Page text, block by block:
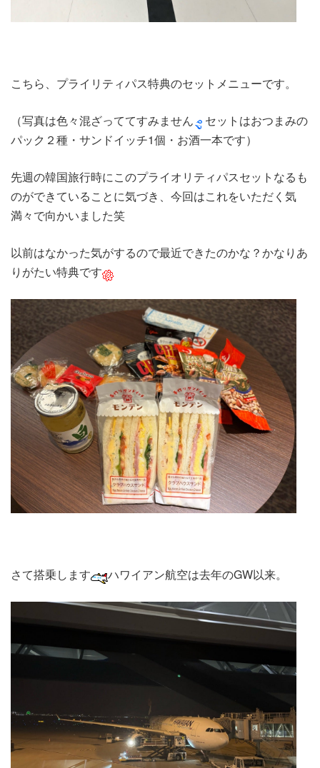
こちら、プライリティパス特典のセットメニューです。
（写真は色々混ざっててすみません
セットはおつまみの
パック２種・サンドイッチ1個・お酒一本です）
先週の韓国旅行時にこのプライオリティパスセットなるも
のができていることに気づき、今回はこれをいただく気
満々で向かいました笑
以前はなかった気がするので最近できたのかな？かなりあ
りがたい特典です
さて搭乗します ハワイアン航空は去年のGW以来。